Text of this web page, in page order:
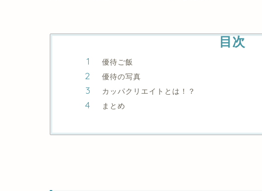
目次
優待ご飯
優待の写真
カッパクリエイトとは！？
まとめ